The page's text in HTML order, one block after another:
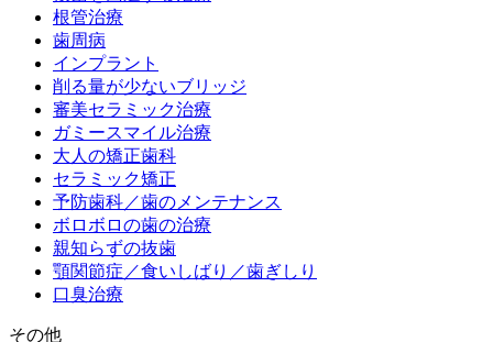
根管治療
歯周病
インプラント
削る量が少ないブリッジ
審美セラミック治療
ガミースマイル治療
大人の矯正歯科
セラミック矯正
予防歯科／歯のメンテナンス
ボロボロの歯の治療
親知らずの抜歯
顎関節症／食いしばり／歯ぎしり
口臭治療
その他